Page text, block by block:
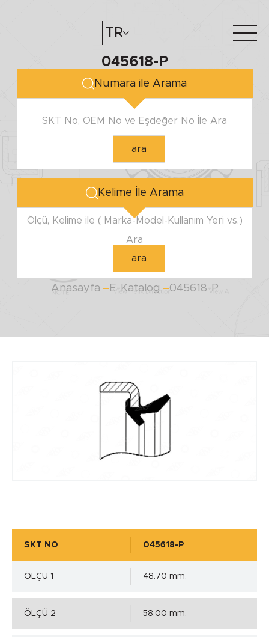
TR
Hakkımızda e-katalog
045618-P
Numara ile Arama
SKT No, OEM No ve Eşdeğer No İle Ara
ara
Kelime İle Arama
Ölçü, Kelime ile ( Marka-Model-Kullanım Yeri vs.)
Ara
ara
Anasayfa E-Katalog 045618-P
SKT NO 045618-P
ÖLÇÜ 1 48.70 mm.
ÖLÇÜ 2 58.00 mm.